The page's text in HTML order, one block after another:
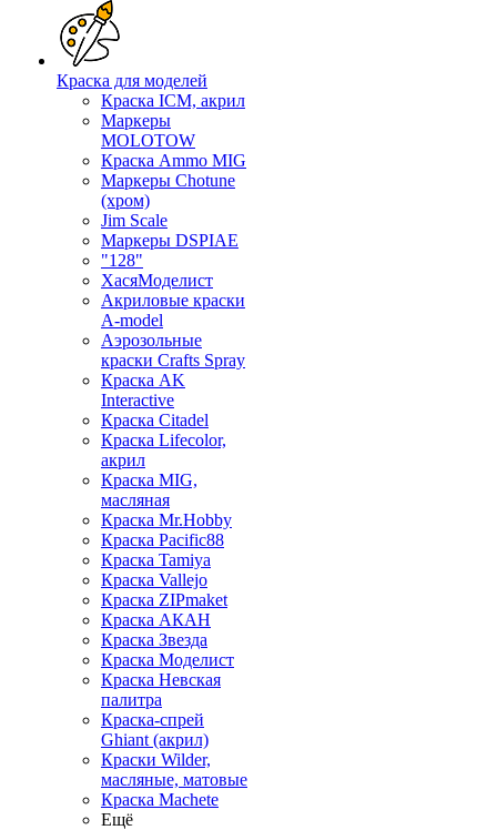
Краска для моделей
Краска ICM, акрил
Маркеры
MOLOTOW
Краска Ammo MIG
Маркеры Chotune
(хром)
Jim Scale
Маркеры DSPIAE
"128"
ХасяМоделист
Акриловые краски
A-model
Аэрозольные
краски Crafts Spray
Краска AK
Interactive
Краска Citadel
Краска Lifecolor,
акрил
Краска MIG,
масляная
Краска Mr.Hobby
Краска Pacific88
Краска Tamiya
Краска Vallejo
Краска ZIPmaket
Краска АКАН
Краска Звезда
Краска Моделист
Краска Невская
палитра
Краска-спрей
Ghiant (акрил)
Краски Wilder,
масляные, матовые
Краска Machete
Ещё